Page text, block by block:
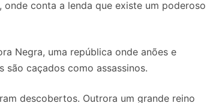
onde conta a lenda que existe um poderoso
Negra, uma república onde anões e
são caçados como assassinos.
descobertos. Outrora um grande reino